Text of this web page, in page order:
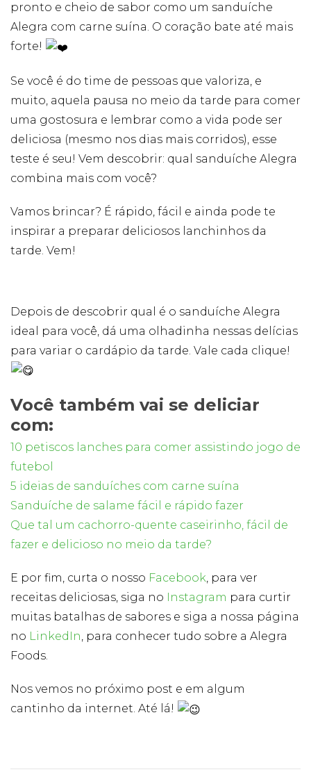
pronto e cheio de sabor como um sanduíche
Alegra com carne suína. O coração bate até mais
forte!
Se você é do time de pessoas que valoriza, e
muito, aquela pausa no meio da tarde para comer
uma gostosura e lembrar como a vida pode ser
deliciosa (mesmo nos dias mais corridos), esse
teste é seu! Vem descobrir: qual sanduíche Alegra
combina mais com você?
Vamos brincar? É rápido, fácil e ainda pode te
inspirar a preparar deliciosos lanchinhos da
tarde. Vem!
Depois de descobrir qual é o sanduíche Alegra
ideal para você, dá uma olhadinha nessas delícias
para variar o cardápio da tarde. Vale cada clique!
Você também vai se deliciar
com:
10 petiscos lanches para comer assistindo jogo de
futebol
5 ideias de sanduíches com carne suína
Sanduíche de salame fácil e rápido fazer
Que tal um cachorro-quente caseirinho, fácil de
fazer e delicioso no meio da tarde?
E por fim, curta o nosso Facebook, para ver
receitas deliciosas, siga no
Instagram para curtir
muitas batalhas de sabores e siga a nossa página
no LinkedIn, para conhecer tudo sobre a Alegra
Foods.
Nos vemos no próximo post e em algum
cantinho da internet. Até lá!
Cookies de
Funcionalidade
funcionalidade e
estrutura do site,
com base na
forma como o
site é utilizado.
Para que o
o melhor
cookies,
funcionalidades
desaparecerão
Eu aceito
Ao compartilhar
ao visitar nosso
aumenta a
chance de ver
conteúdo e
ofertas